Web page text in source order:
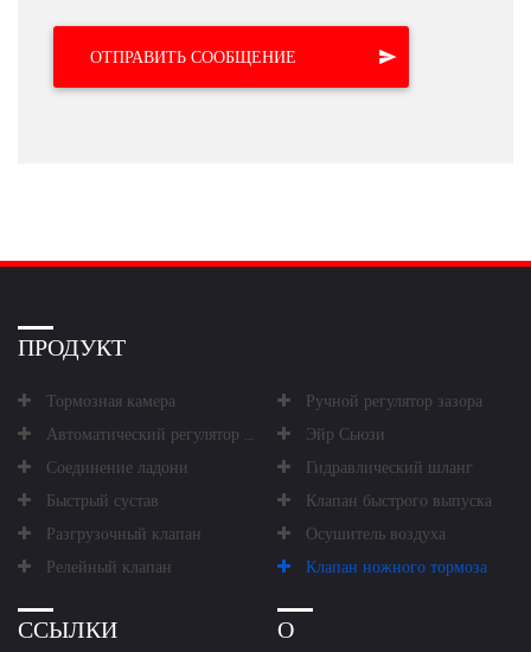
ПРОДУКТ
Тормозная камера
Ручной регулятор зазора
Автоматический регулятор зазора
Эйр Сьюзи
Соединение ладони
Гидравлический шланг
Быстрый сустав
Клапан быстрого выпуска
Разгрузочный клапан
Осушитель воздуха
Релейный клапан
Клапан ножного тормоза
ССЫЛКИ О